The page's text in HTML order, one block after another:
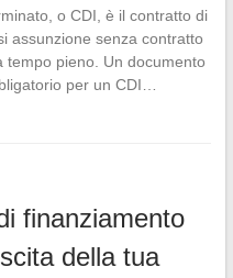
o CDI, è il contratto di
assunzione senza contratto
tempo pieno. Un documento
per un CDI…
finanziamento
della tua